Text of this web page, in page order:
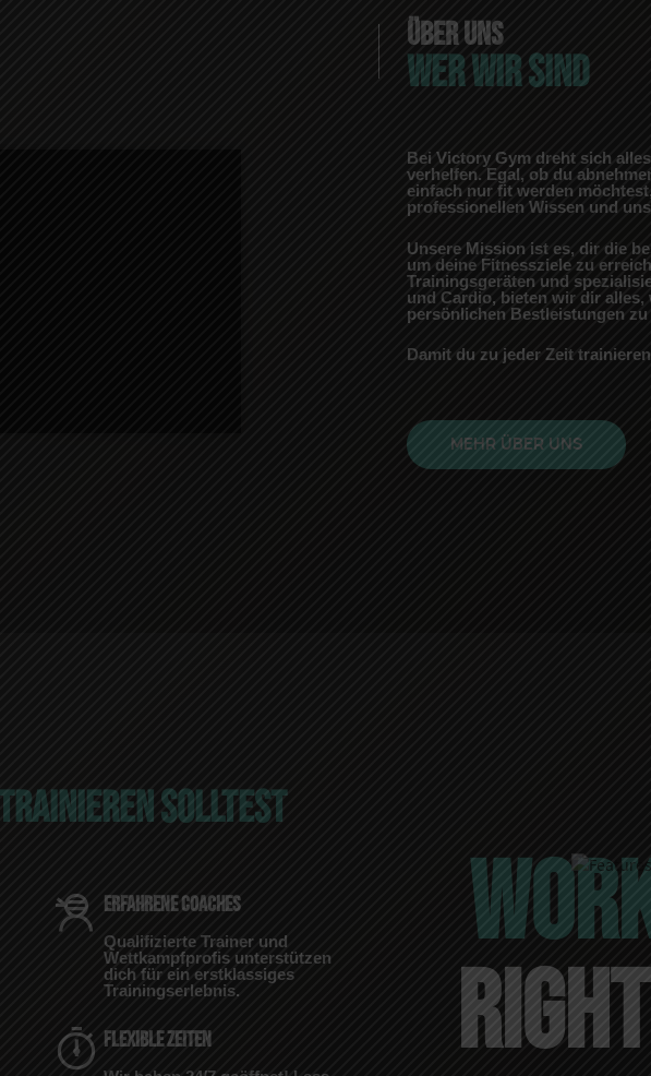
ÜBER UNS
WER WIR SIND
Bei Victory Gym dreht sich
verhelfen. Egal, ob du
einfach nur fit werden
professionellen Wissen und
Unsere Mission ist es, dir die
um deine Fitnessziele zu
Trainingsgeräten und
und Cardio, bieten wir dir
persönlichen Bestleistungen zu
Damit du zu jeder Zeit
MEHR ÜBER UNS
SOLLTEST
ERFAHRENE COACHES
Qualifizierte Trainer und
Wettkampfprofis unterstützen
dich für ein erstklassiges
Trainingserlebnis.
FLEXIBLE ZEITEN